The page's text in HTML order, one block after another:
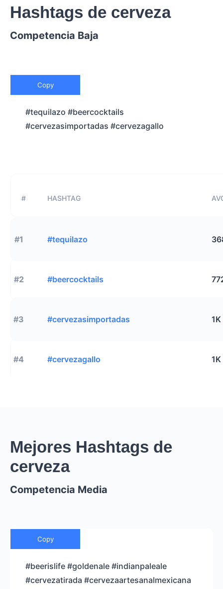
Hashtags de cerveza
Competencia Baja
Copy
#tequilazo #beercocktails
#cervezasimportadas #cervezagallo
# HASHTAG
#1 #tequilazo
#2 #beercocktails
#3 #cervezasimportadas 1K
#4 #cervezagallo 1K
Mejores Hashtags de
cerveza
Competencia Media
Copy
#beerislife #goldenale #indianpaleale
#cervezatirada #cervezaartesanalmexicana